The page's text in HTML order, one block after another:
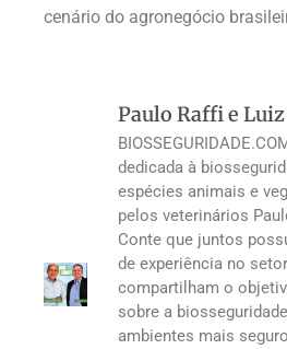
cenário do agronegócio
Paulo Raffi e
dedicada à
espécies animais e
pelos veterinários
Conte que juntos
de experiência no
compartilham o
sobre a
ambientes mais